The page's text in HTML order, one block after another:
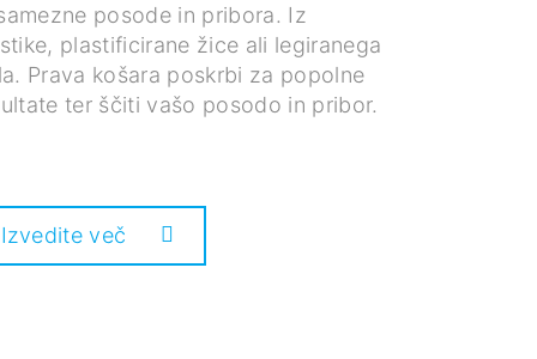
posode in pribora. Iz
plastificirane žice ali legiranega
Prava košara poskrbi za popolne
ter ščiti vašo posodo in pribor.
Izvedite več